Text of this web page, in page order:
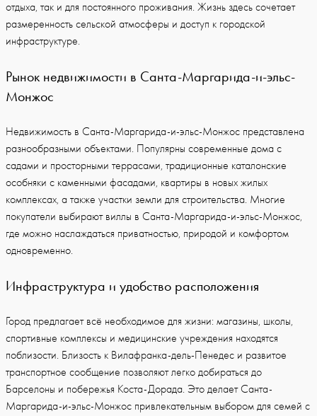
отдыха, так и для постоянного проживания. Жизнь здесь сочетает
размеренность сельской атмосферы и доступ к городской
инфраструктуре.
Рынок недвижимости в Санта-Маргарида-и-эльс-
Монжос
Недвижимость в Санта-Маргарида-и-эльс-Монжос представлена
разнообразными объектами. Популярны современные дома с
садами и просторными террасами, традиционные каталонские
особняки с каменными фасадами, квартиры в новых жилых
комплексах, а также участки земли для строительства. Многие
покупатели выбирают виллы в Санта-Маргарида-и-эльс-Монжос,
где можно наслаждаться приватностью, природой и комфортом
одновременно.
Инфраструктура и удобство расположения
Город предлагает всё необходимое для жизни: магазины, школы,
спортивные комплексы и медицинские учреждения находятся
поблизости. Близость к Вилафранка-дель-Пенедес и развитое
транспортное сообщение позволяют легко добираться до
Барселоны и побережья Коста-Дорада. Это делает Санта-
Маргарида-и-эльс-Монжос привлекательным выбором для семей с